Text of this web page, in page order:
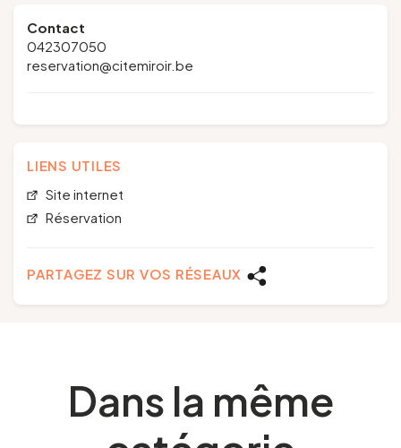
Contact
042307050
reservation@citemiroir.be
LIENS UTILES
Site internet
Réservation
PARTAGEZ SUR VOS RÉSEAUX
Dans la même